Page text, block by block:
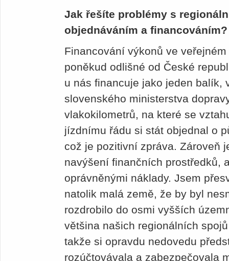
Jak řešíte problémy s
objednáváním a financováním?
Financování výkonů ve
poněkud odlišné od České
u nás financuje jako jeden balík,
slovenského ministerstva
vlakokilometrů, na které se
jízdnímu řádu si stát objednal o
což je pozitivní zpráva. Zároveň
navýšení finančních prostředků,
oprávněnými náklady. Jsem
natolik malá země, že by byl
rozdrobilo do osmi vyšších
většina našich regionálních
takže si opravdu nedovedu
rozúčtovávala a zabezpečovala